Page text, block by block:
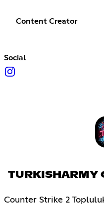
Content Creator
Social
TURKISHARMY
Counter Strike 2